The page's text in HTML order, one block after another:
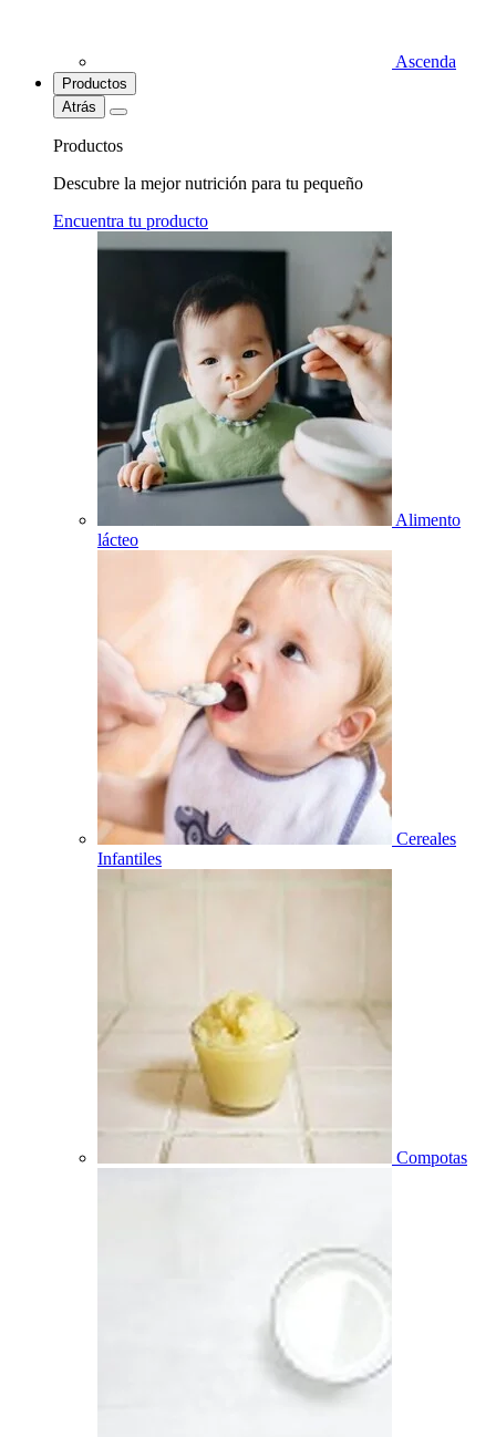
Ascenda
Productos
Atrás
Productos
Descubre la mejor nutrición para tu pequeño
Encuentra tu producto
Alimento
lácteo
Cereales
Infantiles
Compotas